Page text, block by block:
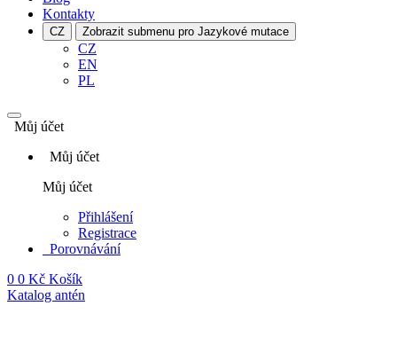
Kontakty
CZ Zobrazit submenu pro Jazykové mutace
CZ
EN
PL
Můj účet
Můj účet
Můj účet
Přihlášení
Registrace
Porovnávání
0 0 Kč Košík
Katalog antén